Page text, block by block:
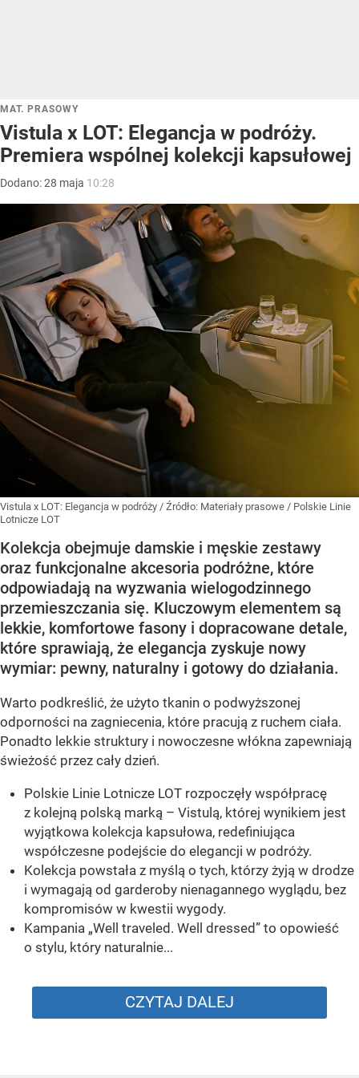
MAT. PRASOWY
Vistula x LOT: Elegancja w podróży.
Premiera wspólnej kolekcji kapsułowej
Dodano:28 maja 10:28
Vistula x LOT: Elegancja w podróży / Źródło: Materiały prasowe / Polskie Linie
Lotnicze LOT
Kolekcja obejmuje damskie i męskie zestawy
oraz funkcjonalne akcesoria podróżne, które
odpowiadają na wyzwania wielogodzinnego
przemieszczania się. Kluczowym elementem są
lekkie, komfortowe fasony i dopracowane detale,
które sprawiają, że elegancja zyskuje nowy
wymiar: pewny, naturalny i gotowy do działania.
Warto podkreślić, że użyto tkanin o podwyższonej
odporności na zagniecenia, które pracują z ruchem ciała.
Ponadto lekkie struktury i nowoczesne włókna zapewniają
świeżość przez cały dzień.
Polskie Linie Lotnicze LOT rozpoczęły współpracę
z kolejną polską marką – Vistulą, której wynikiem jest
wyjątkowa kolekcja kapsułowa, redefiniująca
współczesne podejście do elegancji w podróży.
Kolekcja powstała z myślą o tych, którzy żyją w drodze
i wymagają od garderoby nienagannego wyglądu, bez
kompromisów w kwestii wygody.
Kampania „Well traveled. Well dressed” to opowieść
o stylu, który naturalnie...
CZYTAJ DALEJ